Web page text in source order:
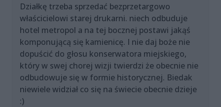
Działkę trzeba sprzedać bezprzetargowo
właścicielowi starej drukarni. niech odbuduje
hotel metropol a na tej bocznej postawi jakąś
komponującą się kamienicę. I nie daj boże nie
dopuścić do głosu konserwatora miejskiego,
który w swej chorej wizji twierdzi że obecnie nie
odbudowuje się w formie historycznej. Biedak
niewiele widział co się na świecie obecnie dzieje
:)